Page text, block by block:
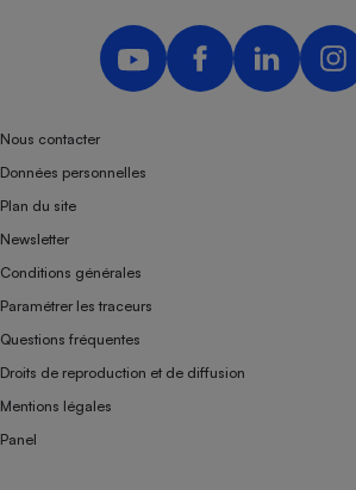
Nous contacter
Données personnelles
Plan du site
Newsletter
Conditions générales
Paramétrer les traceurs
Questions fréquentes
Droits de reproduction et de diffusion
Mentions légales
Panel